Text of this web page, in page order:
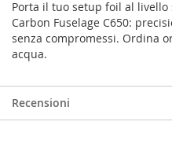
Porta il tuo setup foil al livello
Carbon Fuselage C650:
senza compromessi. Ordina
acqua.
Recensioni